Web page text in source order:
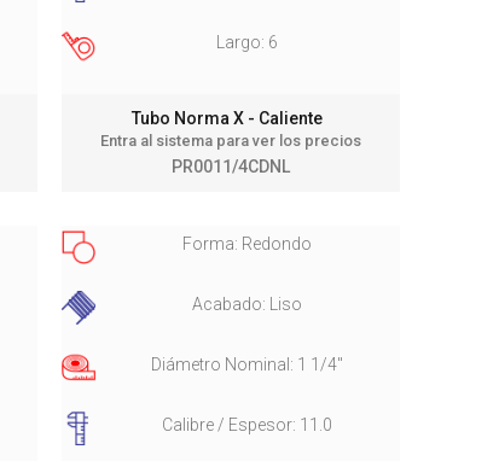
Largo: 6
Tubo Norma X - Caliente
Entra al sistema para ver los precios
PR0011/4CDNL
Forma: Redondo
Acabado: Liso
Diámetro Nominal: 1 1/4"
Calibre / Espesor: 11.0